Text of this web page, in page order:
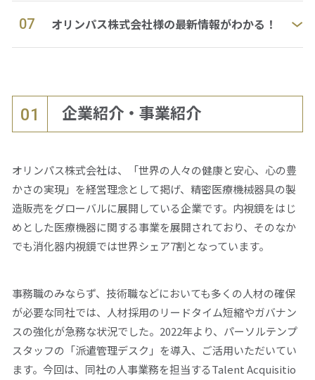
07 オリンパス株式会社様の最新情報がわかる！
01 企業紹介・事業紹介
オリンパス株式会社は、「世界の人々の健康と安心、心の豊
かさの実現」を経営理念として掲げ、精密医療機械器具の製
造販売をグローバルに展開している企業です。内視鏡をはじ
めとした医療機器に関する事業を展開されており、そのなか
でも消化器内視鏡では世界シェア7割となっています。
事務職のみならず、技術職などにおいても多くの人材の確保
が必要な同社では、人材採用のリードタイム短縮やガバナン
スの強化が急務な状況でした。2022年より、パーソルテンプ
スタッフの「派遣管理デスク」を導入、ご活用いただいてい
ます。今回は、同社の人事業務を担当するTalent Acquisitio